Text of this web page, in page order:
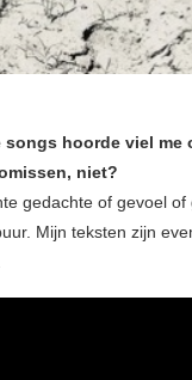
hoorde viel
niet?
gedachte of gevoel
Mijn teksten zijn